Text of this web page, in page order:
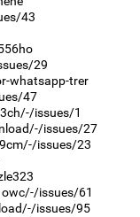
43
29
whatsapp-trer
47
issues/1
issues/27
issues/23
issues/61
issues/95